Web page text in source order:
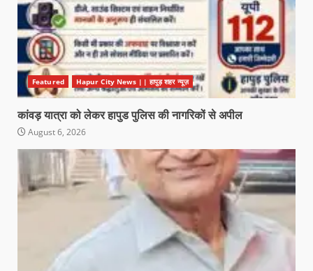
Featured Hapur City News || हापुड़ शहर न्यूज़
कांवड़ यात्रा को लेकर हापुड पुलिस की नागरिकों से अपील
August 6, 2026